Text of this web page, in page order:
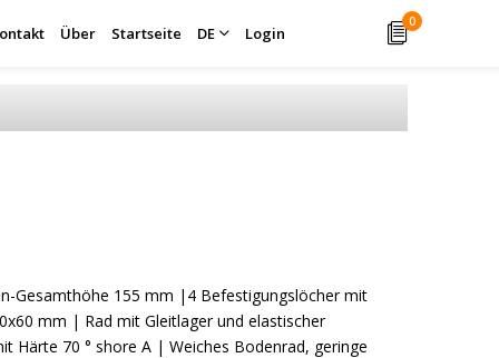
Über Startseite DE Login
0
Gesamthöhe 155 mm |4 Befestigungslöcher mit
mm | Rad mit Gleitlager und elastischer
Härte 70 ° shore A | Weiches Bodenrad, geringe